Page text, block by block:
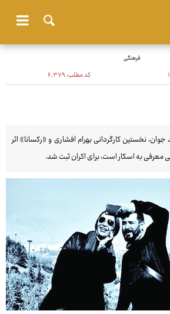
فرهنگی
کد مطلب:۶٬۳۷۹
جوان، نخستین کارگردانی بهرام افشاری و «رکسانا» اثر
معرفی به اسکار است، برای اکران ثبت شد.